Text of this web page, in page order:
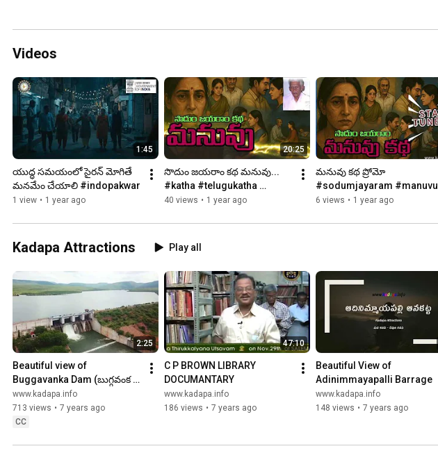
Videos
1:45
యుద్ధ సమయంలో సైరన్ మోగితే
మనమేం చేయాలి #indopakwar
1 view • 1 year ago
20:25
సొదుం జయరాం కథ మనువు...
#katha #telugukatha
#kadapa #sodumjayaram
40 views • 1 year ago
మనువు కథ ప్రోమో
#sodumjayaram #manuvu
#katha
6 views • 1 year ago
Kadapa Attractions Play all
2:25
Beautiful view of
Buggavanka Dam (బుగ్గవంక
జలాశయ సొగసు)
www.kadapa.info
713 views • 7 years ago
CC
47:10
C P BROWN LIBRARY
DOCUMANTARY
www.kadapa.info
186 views • 7 years ago
Beautiful View of
Adinimmayapalli Barrage
www.kadapa.info
148 views • 7 years ago